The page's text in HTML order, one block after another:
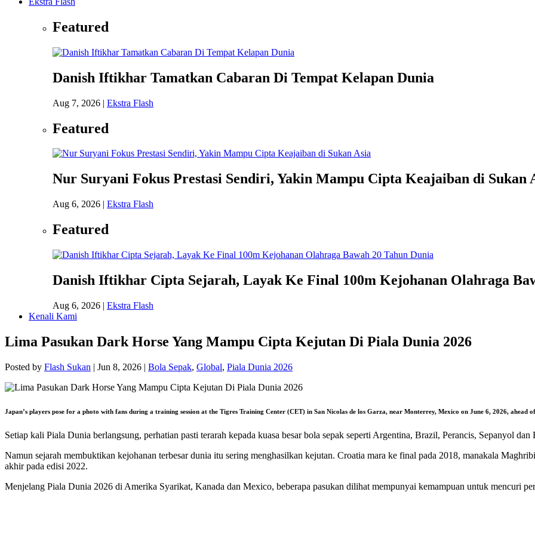
Featured
Danish Iftikhar Tamatkan Cabaran Di Tempat Kelapan Dunia
Aug 7, 2026 | Ekstra Flash
Featured
Nur Suryani Fokus Prestasi Sendiri, Yakin Mampu Cipta Keajaiban di Sukan
Aug 6, 2026 | Ekstra Flash
Featured
Danish Iftikhar Cipta Sejarah, Layak Ke Final 100m Kejohanan Olahraga
Aug 6, 2026 | Ekstra Flash
Kenali Kami
Lima Pasukan Dark Horse Yang Mampu Cipta Kejutan Di Piala Dunia 2026
Posted by Flash Sukan | Jun 8, 2026 | Bola Sepak, Global, Piala Dunia 2026
Japan’s players pose for a photo with fans during a training session at the Tigres Training Center (CET) in San Nicolas de los Garza, near Monterrey, Mexico on June 6, 2026,
Setiap kali Piala Dunia berlangsung, perhatian pasti terarah kepada kuasa besar bola sepak seperti Argentina, Brazil, Perancis, Sepanyol dan
Namun sejarah membuktikan kejohanan terbesar dunia itu sering menghasilkan kejutan. Croatia mara ke final pada 2018, manakala
akhir pada edisi 2022.
Menjelang Piala Dunia 2026 di Amerika Syarikat, Kanada dan Mexico, beberapa pasukan dilihat mempunyai kemampuan untuk mencuri